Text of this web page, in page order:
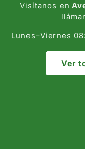
Visítanos en
Lunes–Viernes
Ver